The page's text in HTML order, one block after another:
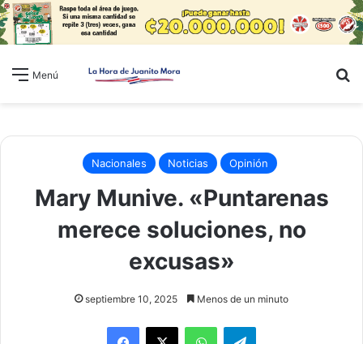
Menú
Nacionales Noticias Opinión
Mary Munive. «Puntarenas
merece soluciones, no
excusas»
septiembre 10, 2025 Menos de un minuto
WhatsAppTelegram